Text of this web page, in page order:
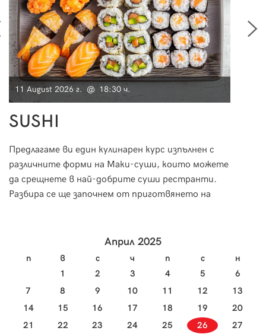
11 August 2026 г. @ 18:30 ч.
SUSHI
Предлагаме ви един кулинарен курс изпълнен с
различните форми на Маки-суши, които можете
да срещнете в най-добрите суши рестранти.
Разбира се ще започнем от приготвянето на
Април 2025
п в с ч п с
н
1
2 3 4 5
6
7
8 9 10 11 12
13
14
15 16 17 18 19
20
21
22 23 24 25 26
27